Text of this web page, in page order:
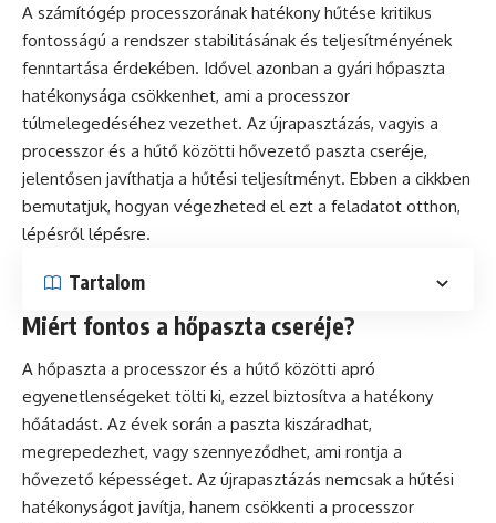
A számítógép processzorának hatékony hűtése kritikus
fontosságú a rendszer stabilitásának és teljesítményének
fenntartása érdekében. Idővel azonban a gyári hőpaszta
hatékonysága csökkenhet, ami a processzor
túlmelegedéséhez vezethet. Az újrapasztázás, vagyis a
processzor és a hűtő közötti hővezető paszta cseréje,
jelentősen javíthatja a hűtési teljesítményt. Ebben a cikkben
bemutatjuk, hogyan végezheted el ezt a feladatot otthon,
lépésről lépésre.
Tartalom
Miért fontos a hőpaszta cseréje?
A hőpaszta a processzor és a hűtő közötti apró
egyenetlenségeket tölti ki, ezzel biztosítva a hatékony
hőátadást. Az évek során a paszta kiszáradhat,
megrepedezhet, vagy szennyeződhet, ami rontja a
hővezető képességet. Az újrapasztázás nemcsak a hűtési
hatékonyságot javítja, hanem csökkenti a processzor